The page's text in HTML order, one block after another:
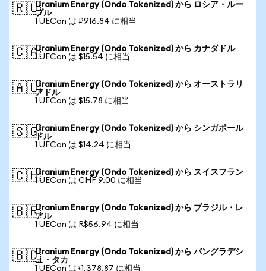
🇷🇺Uranium Energy (Ondo Tokenized) から ロシア・ルー
ブル
1 UECon は ₽916.84 に相当
🇨🇦Uranium Energy (Ondo Tokenized) から カナダドル
1 UECon は $15.54 に相当
🇦🇺Uranium Energy (Ondo Tokenized) から オーストラリ
アドル
1 UECon は $15.78 に相当
🇸🇬Uranium Energy (Ondo Tokenized) から シンガポール
ドル
1 UECon は $14.24 に相当
🇨🇭Uranium Energy (Ondo Tokenized) から スイスフラン
1 UECon は CHF 9.00 に相当
🇧🇷Uranium Energy (Ondo Tokenized) から ブラジル・レ
アル
1 UECon は R$56.94 に相当
🇧🇩Uranium Energy (Ondo Tokenized) から バングラデシ
ュ・タカ
1 UECon は ৳1,378.87 に相当